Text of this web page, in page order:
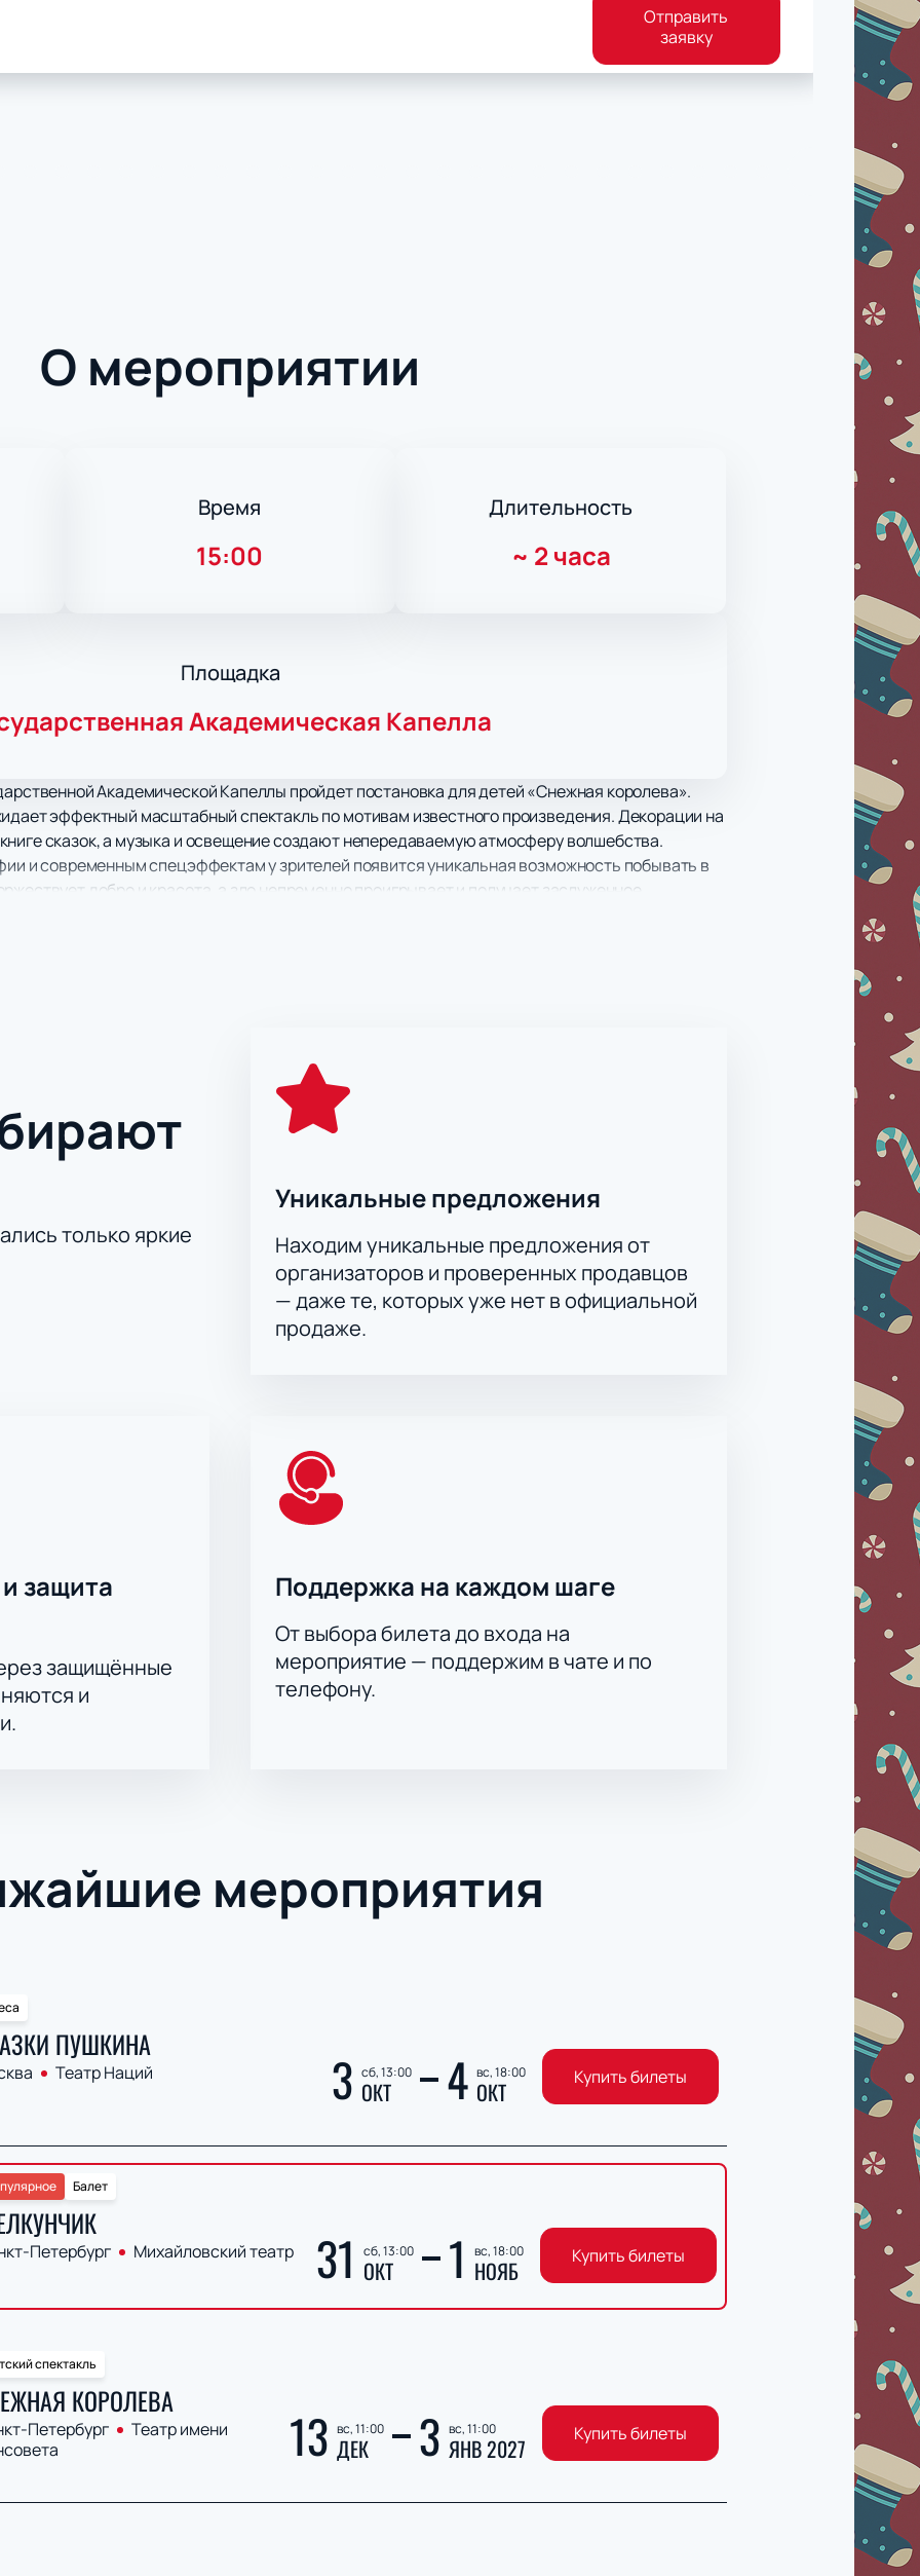
Отправить
заявку
О мероприятии
Время
15:00
Длительность
~ 2 часа
Площадка
Академическая Капелла
Академической Капеллы пройдет постановка для детей «Снежная королева».
эффектный масштабный спектакль по мотивам известного произведения. Декорации на
сказок, а музыка и освещение создают непередаваемую атмосферу волшебства.
и современным спецэффектам у зрителей появится уникальная возможность побывать в
добро и красота, а зло непременно проигрывает и получает заслуженное
оставшихся билетов строго ограничено.
только яркие
Уникальные предложения
Находим уникальные предложения от
организаторов и проверенных продавцов
— даже те, которых уже нет в официальной
продаже.
защита
защищённые
и
Поддержка на каждом шаге
От выбора билета до входа на
мероприятие — поддержим в чате и по
телефону.
мероприятия
ПУШКИНА
Театр Наций 3 сб, 13:00
ОКТ 4 вс, 18:00
ОКТ Купить билеты
Балет
Петербург Михайловский театр 31 сб, 13:00
ОКТ 1 вс, 18:00
НОЯБ Купить билеты
спектакль
КОРОЛЕВА
Петербург
Театр имени
13 вс, 11:00
ДЕК 3 вс, 11:00
ЯНВ 2027 Купить билеты